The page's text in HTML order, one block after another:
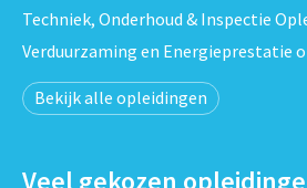
Techniek, Onderhoud & Inspectie
Verduurzaming en Energieprestatie
Bekijk alle opleidingen
Veel gekozen